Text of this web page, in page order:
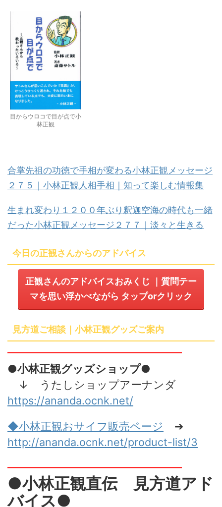
目からウロコで目が点で小
林正観
合掌先祖の功徳で手相が変わる小林正観メッセージ
２７５｜小林正観人相手相｜知って楽しむ情報集
生まれ変わり１２００年ぶり釈迦空海の時代も一緒
だった小林正観メッセージ２７７｜淡々と生きる
今日の正観さんからのアドバイス
正観さんのアドバイスおみくじ ｜質問テー
マを思い浮かべながら タップorクリック
見方道ご相談｜小林正観グッズご案内
━━━━━━━━━━━━━━━━
●小林正観グッズショップ●
↓ うたしショップアーナンダ
https://ananda.ocnk.net/
◆小林正観おサイフ販売ページ ➔
http://ananda.ocnk.net/product-list/3
━━━━━━━━━━━━━━━━
●小林正観直伝 見方道アド
バイス●